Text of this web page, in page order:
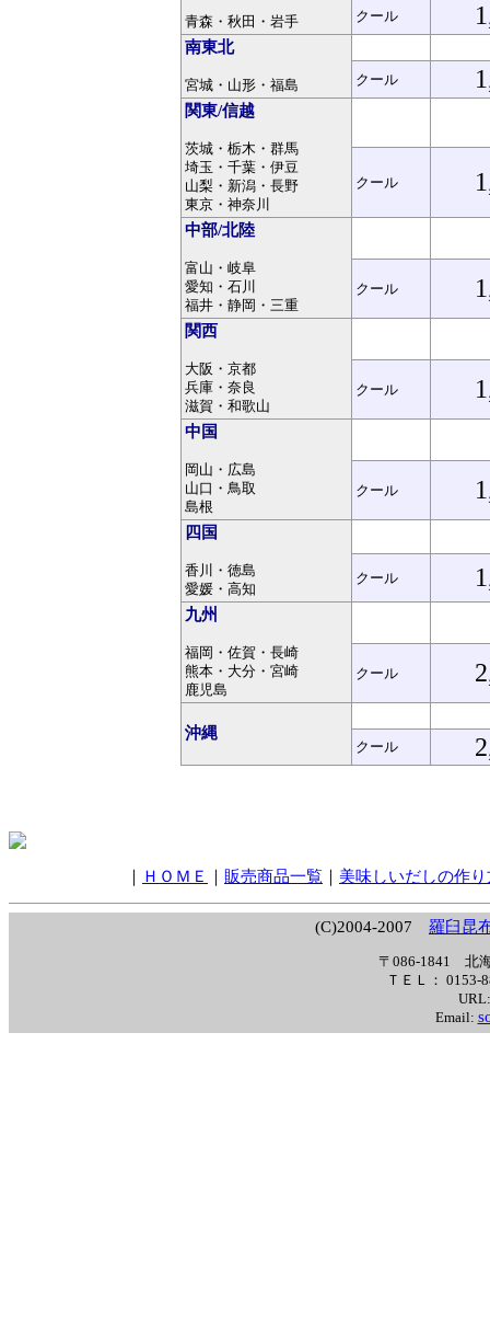
青森・秋田・岩手 クール
南東北
宮城・山形・福島 クール
関東/信越
茨城・栃木・群馬
埼玉・千葉・伊豆
山梨・新潟・長野
東京・神奈川
クール
中部/北陸
富山・岐阜
愛知・石川
福井・静岡・三重
クール
関西
大阪・京都
兵庫・奈良
滋賀・和歌山
クール
中国
岡山・広島
山口・鳥取
島根
クール
四国
香川・徳島
愛媛・高知
クール
九州
福岡・佐賀・長崎
熊本・大分・宮崎
鹿児島
クール
沖縄
クール
ＨＯＭＥ 販売商品一覧 美味しいだしの作り
(C)2004-2007 羅臼昆
〒086-1841 北
ＴＥＬ：
Email: